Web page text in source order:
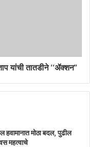
तातडीने ‘‘ॲक्शन’’
हवामानात मोठा बदल, पुढील
महत्वाचे